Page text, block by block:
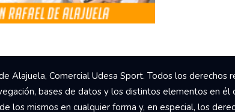
Alajuela, Comercial Udesa Sport. Todos los
bases de datos y los distintos elementos en
los mismos en cualquier forma y, en especial, los